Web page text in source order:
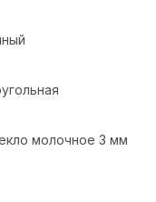
молочное 3 мм